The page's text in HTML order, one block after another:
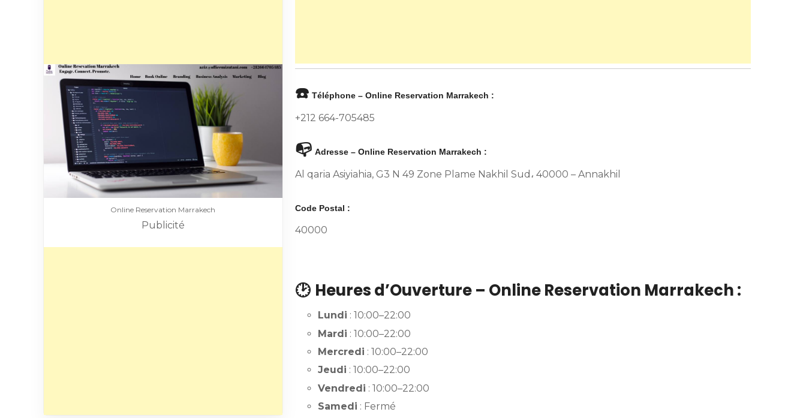
Online Reservation Marrakech
Publicité
☎️ Téléphone – Online Reservation Marrakech :
+212 664-705485
📭 Adresse – Online Reservation Marrakech :
Al qaria Asiyiahia, G3 N 49 Zone Plame Nakhil Sud، 40000 – Annakhil
Code Postal :
40000
🕑 Heures d’Ouverture – Online Reservation Marrakech :
Lundi : 10:00–22:00
Mardi : 10:00–22:00
Mercredi : 10:00–22:00
Jeudi : 10:00–22:00
Vendredi : 10:00–22:00
Samedi : Fermé